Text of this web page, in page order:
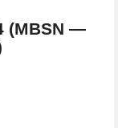
(MBSN —